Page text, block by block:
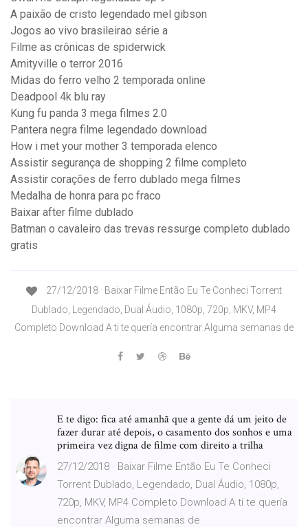
A paixão de cristo legendado mel gibson
Jogos ao vivo brasileirao série a
Filme as crônicas de spiderwick
Amityville o terror 2016
Midas do ferro velho 2 temporada online
Deadpool 4k blu ray
Kung fu panda 3 mega filmes 2.0
Pantera negra filme legendado download
How i met your mother 3 temporada elenco
Assistir segurança de shopping 2 filme completo
Assistir corações de ferro dublado mega filmes
Medalha de honra para pc fraco
Baixar after filme dublado
Batman o cavaleiro das trevas ressurge completo dublado
gratis
27/12/2018 · Baixar Filme Então Eu Te Conheci Torrent
Dublado, Legendado, Dual Áudio, 1080p, 720p, MKV, MP4
Completo Download A ti te quería encontrar Alguma semanas de
E te digo: fica até amanhã que a gente dá um jeito de
fazer durar até depois, o casamento dos sonhos e uma
primeira vez digna de filme com direito a trilha
27/12/2018 · Baixar Filme Então Eu Te Conheci
Torrent Dublado, Legendado, Dual Áudio, 1080p,
720p, MKV, MP4 Completo Download A ti te quería
encontrar Alguma semanas de